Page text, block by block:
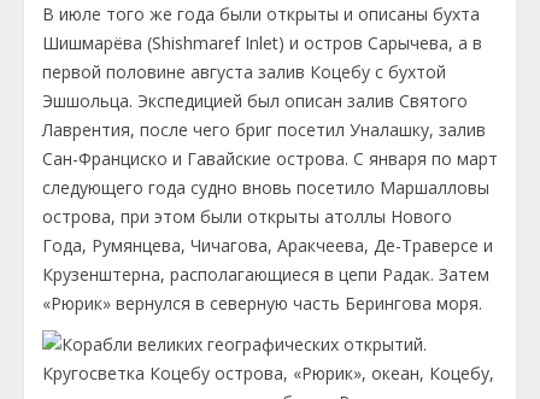
В июле того же года были открыты и описаны бухта
Шишмарёва (Shishmaref Inlet) и остров Сарычева, а в
первой половине августа залив Коцебу с бухтой
Эшшольца. Экспедицией был описан залив Святого
Лаврентия, после чего бриг посетил Уналашку, залив
Сан-Франциско и Гавайские острова. C января по март
следующего года судно вновь посетило Маршалловы
острова, при этом были открыты атоллы Нового
Года, Румянцева, Чичагова, Аракчеева, Де-Траверсе и
Крузенштерна, располагающиеся в цепи Радак. Затем
«Рюрик» вернулся в северную часть Берингова моря.